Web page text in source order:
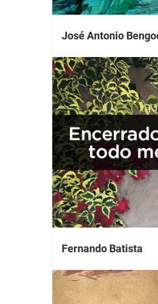
José Antonio
Fernando Batista